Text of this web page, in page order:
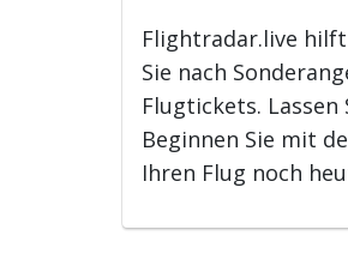
Flightradar.live
Sie nach
Flugtickets.
Beginnen Sie mit
Ihren Flug noch